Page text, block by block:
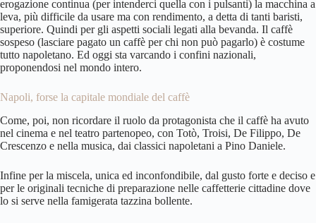
erogazione continua (per intenderci quella con i pulsanti) la macchina a
leva, più difficile da usare ma con rendimento, a detta di tanti baristi,
superiore. Quindi per gli aspetti sociali legati alla bevanda. Il caffè
sospeso (lasciare pagato un caffè per chi non può pagarlo) è costume
tutto napoletano. Ed oggi sta varcando i confini nazionali,
proponendosi nel mondo intero.
Napoli, forse la capitale mondiale del caffè
Come, poi, non ricordare il ruolo da protagonista che il caffè ha avuto
nel cinema e nel teatro partenopeo, con Totò, Troisi, De Filippo, De
Crescenzo e nella musica, dai classici napoletani a Pino Daniele.
Infine per la miscela, unica ed inconfondibile, dal gusto forte e deciso e
per le originali tecniche di preparazione nelle caffetterie cittadine dove
lo si serve nella famigerata tazzina bollente.